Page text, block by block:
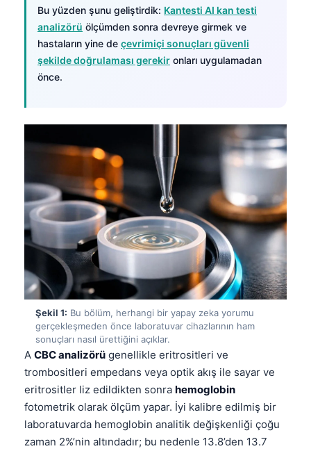
Bu yüzden şunu geliştirdik: Kantesti AI kan testi
analizörü ölçümden sonra devreye girmek ve
hastaların yine de çevrimiçi sonuçları güvenli
şekilde doğrulaması gerekir onları uygulamadan
önce.
Şekil 1: Bu bölüm, herhangi bir yapay zeka yorumu
gerçekleşmeden önce laboratuvar cihazlarının ham
sonuçları nasıl ürettiğini açıklar.
A CBC analizörü genellikle eritrositleri ve
trombositleri empedans veya optik akış ile sayar ve
eritrositler liz edildikten sonra hemoglobin
fotometrik olarak ölçüm yapar. İyi kalibre edilmiş bir
laboratuvarda hemoglobin analitik değişkenliği çoğu
zaman 2%’nin altındadır; bu nedenle 13.8’den 13.7